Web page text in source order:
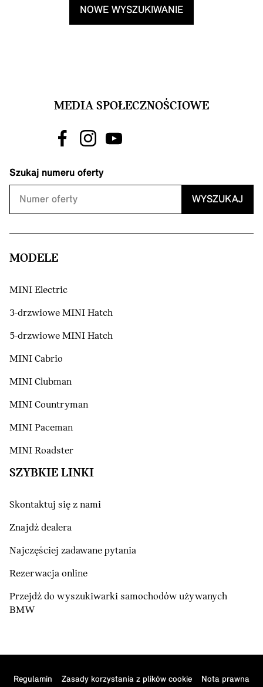
NOWE WYSZUKIWANIE
MEDIA SPOŁECZNOŚCIOWE
Szukaj numeru oferty
WYSZUKAJ
MODELE
MINI Electric
3-drzwiowe MINI Hatch
5-drzwiowe MINI Hatch
MINI Cabrio
MINI Clubman
MINI Countryman
MINI Paceman
MINI Roadster(prąd elektryczny)
SZYBKIE LINKI
Skontaktuj się z nami
Znajdź dealera
Najczęściej zadawane pytania
Rezerwacja online
Przejdź do wyszukiwarki samochodów używanych
BMW
Regulamin Zasady korzystania z plików cookie Nota prawna